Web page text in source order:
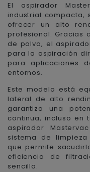
El aspirador
industrial compacta,
ofrecer un alto
profesional. Gracias
de polvo, el
para la aspiración
para aplicaciones
entornos.
Este modelo está
lateral de alto
garantiza una
continua, incluso en
aspirador
sistema de
que permite
eficiencia de
sencillo.